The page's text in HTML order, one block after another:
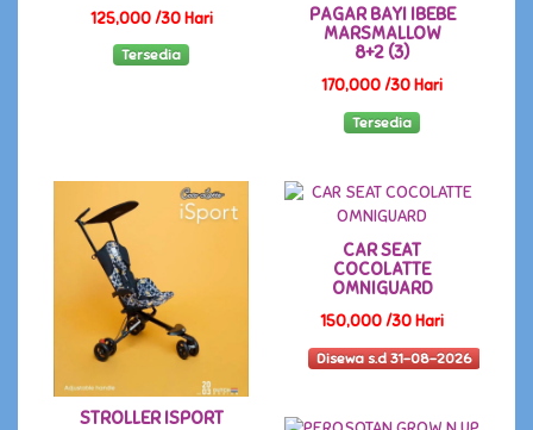
125,000 /30 Hari
Tersedia
PAGAR BAYI IBEBE
MARSMALLOW
8+2 (3)
170,000 /30 Hari
Tersedia
STROLLER ISPORT
CAR SEAT
COCOLATTE
OMNIGUARD
150,000 /30 Hari
Disewa s.d 31-08-2026